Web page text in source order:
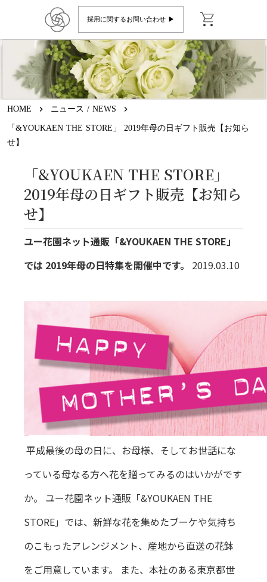
採用に関するお問い合わせ ▶︎ shopping_cart
HOME keyboard_arrow_right ニュース / NEWS keyboard_arrow_right
「&YOUKAEN THE STORE」 2019年母の日ギフト販売【お知ら
せ】
「&YOUKAEN THE STORE」
2019年母の日ギフト販売【お知ら
せ】
ユー花園ネット通販「&YOUKAEN THE STORE」
では 2019年母の日特集を開催中です。 2019.03.10
平成最後の母の日に、お母様、そしてお世話にな
っている母なる方へ花を贈ってみるのはいかがです
か。 ユー花園ネット通販「&YOUKAEN THE
STORE」では、新鮮な花を集めたブーケや気持ち
のこもったアレンジメント、産地から直送の花鉢
をご用意しています。 また、本社のある東京都世